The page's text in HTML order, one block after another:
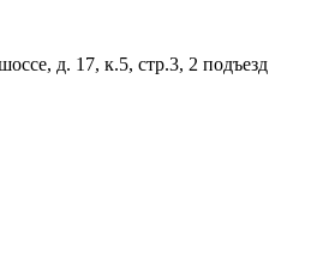
д. 17, к.5, стр.3, 2 подъезд